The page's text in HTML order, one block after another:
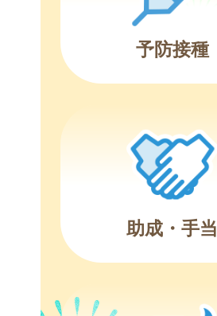
予防接種
助成・手当